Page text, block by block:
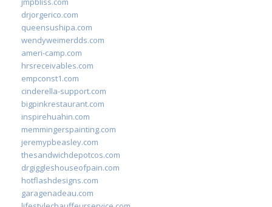
drjorgerico.com
queensushipa.com
wendyweimerdds.com
ameri-camp.com
hrsreceivables.com
empconst1.com
cinderella-support.com
bigpinkrestaurant.com
inspirehuahin.com
memmingerspainting.com
jeremypbeasley.com
thesandwichdepotcos.com
drgiggleshouseofpain.com
hotflashdesigns.com
garagenadeau.com